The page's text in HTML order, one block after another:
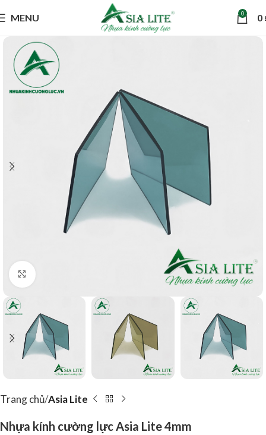
MENU 0 0
Trang chủ Asia Lite
Nhựa kính cường lực Asia Lite 4mm